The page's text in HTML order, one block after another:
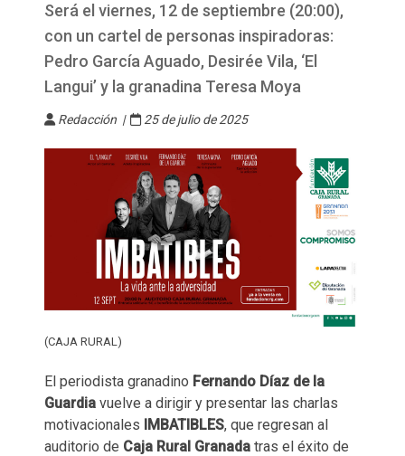
Será el viernes, 12 de septiembre (20:00),
con un cartel de personas inspiradoras:
Pedro García Aguado, Desirée Vila, ‘El
Langui’ y la granadina Teresa Moya
Redacción | 25 de julio de 2025
(CAJA RURAL)
El periodista granadino Fernando Díaz de la
Guardia vuelve a dirigir y presentar las charlas
motivacionales IMBATIBLES, que regresan al
auditorio de Caja Rural Granada tras el éxito de